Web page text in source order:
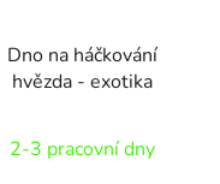
Dno na háčkování
hvězda - exotika
2-3 pracovní dny